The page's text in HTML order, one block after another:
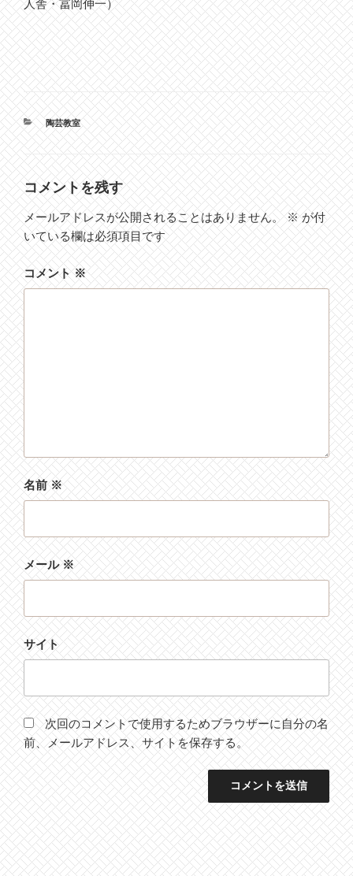
人舎・冨岡伸一）
カ
テ
ゴ
リ
ー
陶芸教室
コメントを残す
メールアドレスが公開されることはありません。 ※が付
いている欄は必須項目です
コメント※
名前※
メール※
サイト
次回のコメントで使用するためブラウザーに自分の名
前、メールアドレス、サイトを保存する。
投